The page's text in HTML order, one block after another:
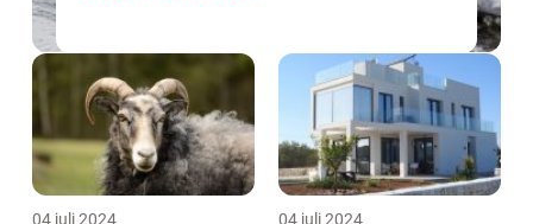
04 juli 2024 04 juli 2024